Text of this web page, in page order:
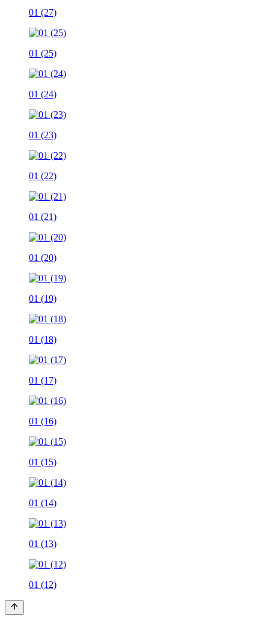
01 (27)
01 (25)
01 (24)
01 (23)
01 (22)
01 (21)
01 (20)
01 (19)
01 (18)
01 (17)
01 (16)
01 (15)
01 (14)
01 (13)
01 (12)